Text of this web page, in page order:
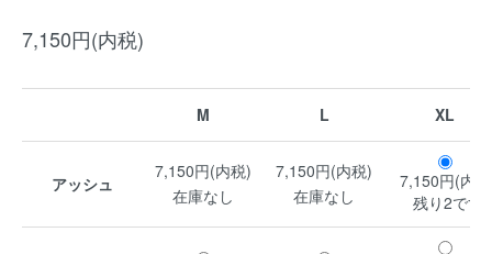
7,150円(内税)
M L XL
アッシュ
7,150円(内税)
在庫なし
7,150円(内税)
在庫なし
7,150円(内
残り2です